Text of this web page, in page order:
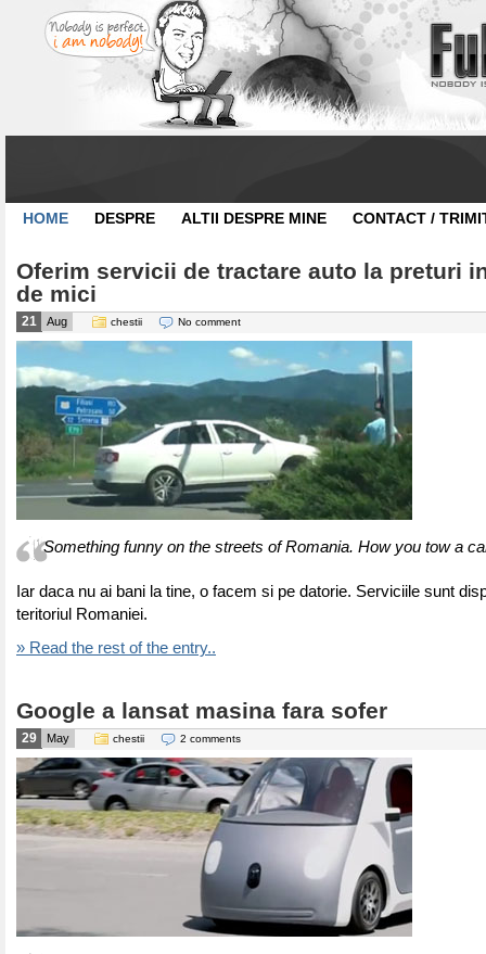
HOME DESPRE ALTII DESPRE MINE CONTACT /
Oferim servicii de tractare auto la preturi
de mici
21 Aug chestii No comment
Something funny on the streets of Romania. How you tow a
Iar daca nu ai bani la tine, o facem si pe datorie. Serviciile sunt
teritoriul Romaniei.
» Read the rest of the entry..
Google a lansat masina fara sofer
29 May chestii 2 comments